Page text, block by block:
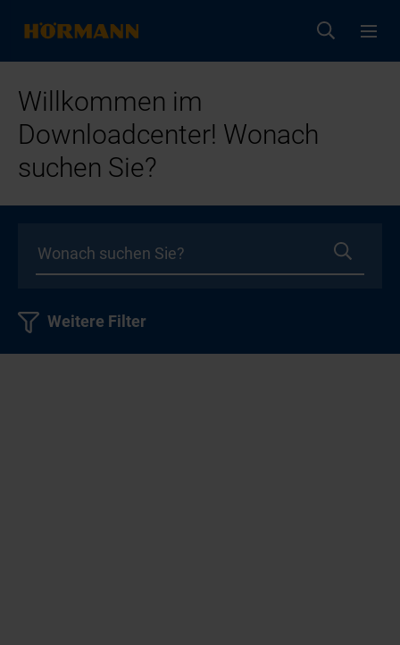
Willkommen im
Downloadcenter! Wonach
suchen Sie?
Weitere Filter